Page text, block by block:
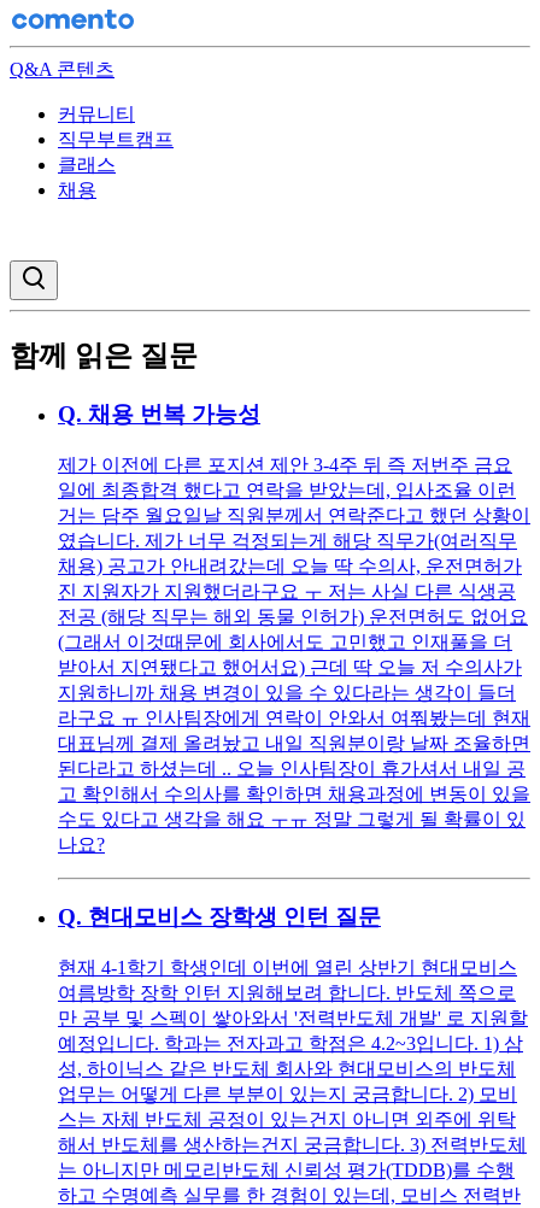
Q&A 콘텐츠
커뮤니티
직무부트캠프
클래스
채용
함께 읽은 질문
Q. 채용 번복 가능성
제가 이전에 다른 포지션 제안 3-4주 뒤 즉 저번주 금요
일에 최종합격 했다고 연락을 받았는데, 입사조율 이런
거는 담주 월요일날 직원분께서 연락준다고 했던 상황이
였습니다. 제가 너무 걱정되는게 해당 직무가(여러직무
채용) 공고가 안내려갔는데 오늘 딱 수의사, 운전면허가
진 지원자가 지원했더라구요 ㅜ 저는 사실 다른 식생공
전공 (해당 직무는 해외 동물 인허가) 운전면허도 없어요
(그래서 이것때문에 회사에서도 고민했고 인재풀을 더
받아서 지연됐다고 했어서요) 근데 딱 오늘 저 수의사가
지원하니까 채용 변경이 있을 수 있다라는 생각이 들더
라구요 ㅠ 인사팀장에게 연락이 안와서 여쭤봤는데 현재
대표님께 결제 올려놨고 내일 직원분이랑 날짜 조율하면
된다라고 하셨는데 .. 오늘 인사팀장이 휴가셔서 내일 공
고 확인해서 수의사를 확인하면 채용과정에 변동이 있을
수도 있다고 생각을 해요 ㅜㅠ 정말 그렇게 될 확률이 있
나요?
Q. 현대모비스 장학생 인턴 질문
현재 4-1학기 학생인데 이번에 열린 상반기 현대모비스
여름방학 장학 인턴 지원해보려 합니다. 반도체 쪽으로
만 공부 및 스펙이 쌓아와서 '전력반도체 개발' 로 지원할
예정입니다. 학과는 전자과고 학점은 4.2~3입니다. 1) 삼
성, 하이닉스 같은 반도체 회사와 현대모비스의 반도체
업무는 어떻게 다른 부분이 있는지 궁금합니다. 2) 모비
스는 자체 반도체 공정이 있는건지 아니면 외주에 위탁
해서 반도체를 생산하는건지 궁금합니다. 3) 전력반도체
는 아니지만 메모리반도체 신뢰성 평가(TDDB)를 수행
하고 수명예측 실무를 한 경험이 있는데, 모비스 전력반